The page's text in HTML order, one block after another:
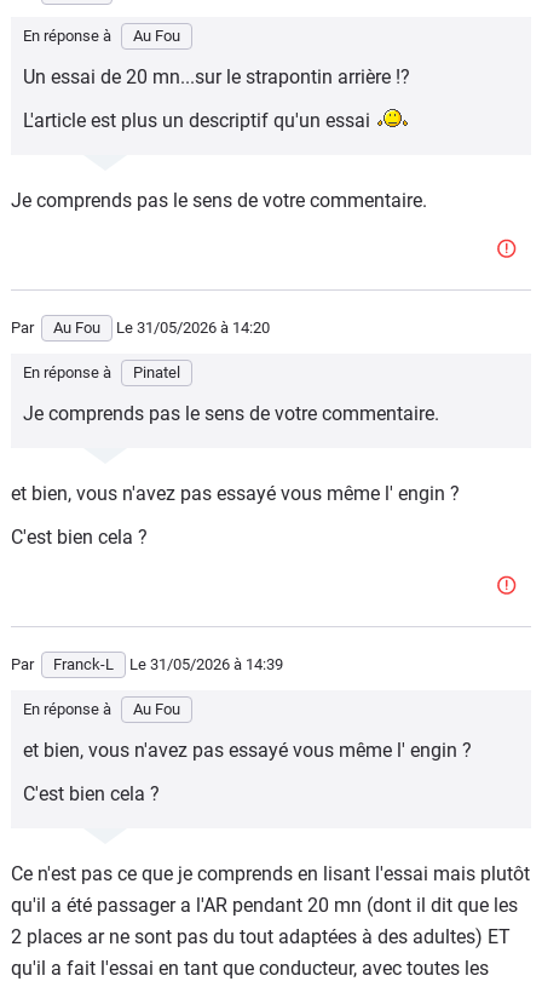
En réponse à Au Fou
Un essai de 20 mn...sur le strapontin arrière !?
L'article est plus un descriptif qu'un essai
Je comprends pas le sens de votre commentaire.
Par Au Fou Le 31/05/2026 à 14:20
En réponse à Pinatel
Je comprends pas le sens de votre commentaire.
et bien, vous n'avez pas essayé vous même l' engin ?
C'est bien cela ?
Par Franck-L Le 31/05/2026 à 14:39
En réponse à Au Fou
et bien, vous n'avez pas essayé vous même l' engin ?
C'est bien cela ?
Ce n'est pas ce que je comprends en lisant l'essai mais plutôt
qu'il a été passager a l'AR pendant 20 mn (dont il dit que les
2 places ar ne sont pas du tout adaptées à des adultes) ET
qu'il a fait l'essai en tant que conducteur, avec toutes les